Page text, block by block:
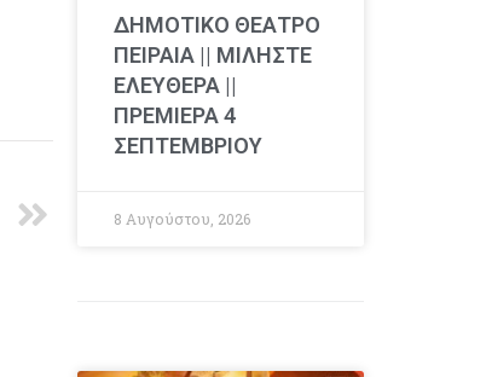
ΔΗΜΟΤΙΚΟ ΘΕΑΤΡΟ
ΠΕΙΡΑΙΑ || ΜΙΛΗΣΤΕ
ΕΛΕΥΘΕΡΑ ||
ΠΡΕΜΙΕΡΑ 4
ΣΕΠΤΕΜΒΡΙΟΥ
8 Αυγούστου, 2026